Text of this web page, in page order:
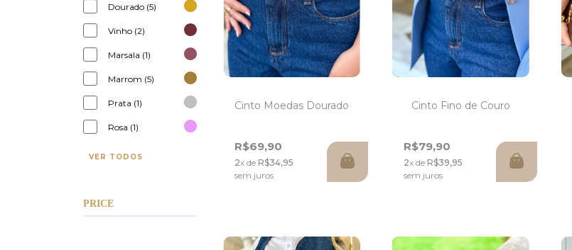
Dourado (5)
Vinho (2)
Marsala (1)
Marrom (5)
Prata (1)
Rosa (1)
VER TODOS
PRICE
Cinto Moedas Dourado
R$69,90
2x de R$34,95
sem juros
Cinto Fino de Couro
R$79,90
2x de R$39,95
sem juros